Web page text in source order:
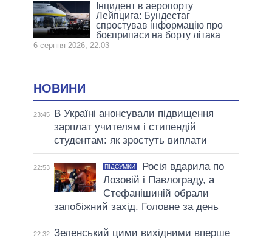
Інцидент в аеропорту
Лейпцига: Бундестаг
спростував інформацію про
боєприпаси на борту літака
6 серпня 2026, 22:03
НОВИНИ
23:45
В Україні анонсували підвищення
зарплат учителям і стипендій
студентам: як зростуть виплати
22:53 ПІДСУМКИ
Росія вдарила по
Лозовій і Павлограду, а
Стефанішиній обрали
запобіжний захід. Головне за день
22:32 Зеленський цими вихідними вперше